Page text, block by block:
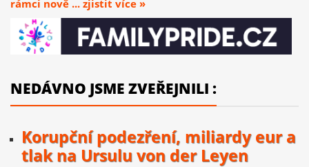
rámci nově ... zjistit více »
NEDÁVNO JSME ZVEŘEJNILI :
Korupční podezření, miliardy eur a
tlak na Ursulu von der Leyen